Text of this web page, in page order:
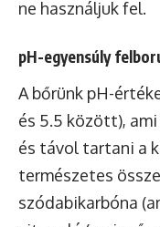
ne használjuk fel.
pH-egyensúly
A bőrünk pH-
és 5.5 között),
és távol tartani a
természetes
szódabikarbóna